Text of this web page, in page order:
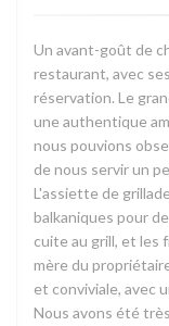
Un avant-goût de
restaurant, avec
réservation. Le
une authentique
nous pouvions
de nous servir un
L'assiette de
balkaniques pour
cuite au grill, et les
mère du
et conviviale, avec
Nous avons été